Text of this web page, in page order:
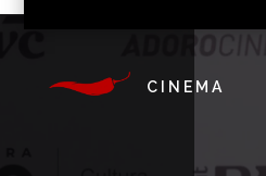
CINEMA